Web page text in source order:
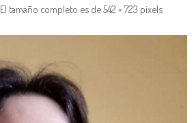
El tamaño completo es de542 × 723 pixels